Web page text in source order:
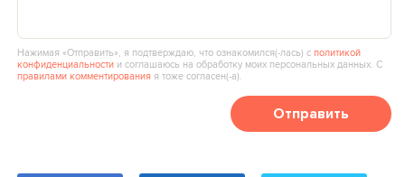
Нажимая «Отправить», я подтверждаю, что ознакомился(‑лась) сполитикой
конфиденциальности и соглашаюсь на обработку моих персональных данных. С
правилами комментирования я тоже согласен(‑а).
Отправить